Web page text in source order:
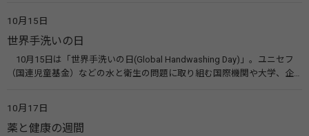
す。 関連リンク 世界メンタルヘルスデー（厚生労働省） 働く人のメンタ
ルヘルス・ポータルサイト「こころの耳」（厚生労働省）
10月15日
世界手洗いの日
10月15日は「世界手洗いの日(Global Handwashing Day)」。ユニセフ
（国連児童基金）などの水と衛生の問題に取り組む国際機関や大学、企
10月17日
薬と健康の週間